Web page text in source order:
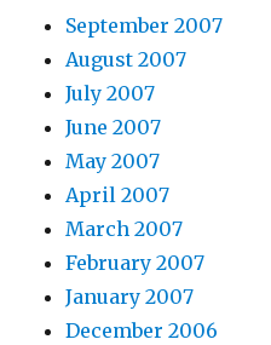
September 2007
August 2007
July 2007
June 2007
May 2007
April 2007
March 2007
February 2007
January 2007
December 2006